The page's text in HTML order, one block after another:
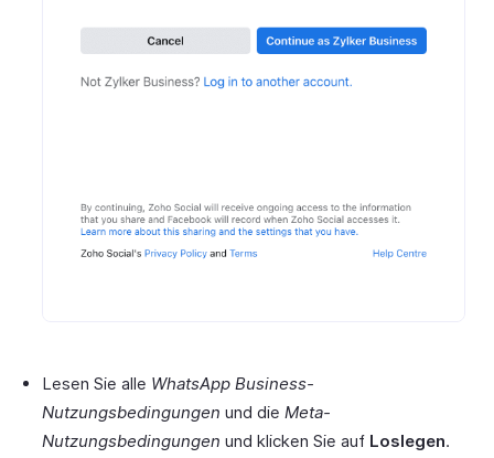
Lesen Sie alle WhatsApp Business-
Nutzungsbedingungen und die Meta-
Nutzungsbedingungen und klicken Sie auf Loslegen.